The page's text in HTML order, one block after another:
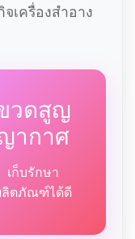
เครื่องสำอาง
วดสูญ
ากาศ
เก็บรักษา
ลิตภัณฑ์ได้ดี